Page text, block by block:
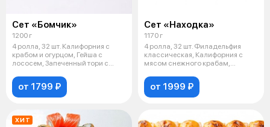
Сет «Бомчик»
1200 г
4 ролла, 32 шт. Калифорния с
крабом и огурцом, Гейша с
лососем, Запеченный тори с
от 1799 ₽
Сет «Находка»
1170 г
4 ролла, 32 шт. Филадельфия
классическая, Калифорния с
мясом снежного крабам,
от 1999 ₽
ХИТ